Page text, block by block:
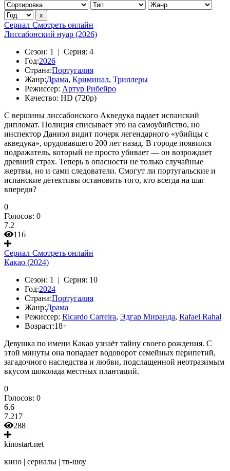
Сериал Смотреть онлайн
Лиссабонский нуар (2026)
Сезон: 1 | Серия: 4
Год:2026
Страна:Португалия
Жанр:Драма, Криминал, Триллеры
Режиссер: Артур Рибейро
Качество: HD (720p)
С вершины лиссабонского Акведука падает испанский
дипломат. Полиция списывает это на самоубийство, но
инспектор Даниэл видит почерк легендарного «убийцы с
акведука», орудовавшего 200 лет назад. В городе появился
подражатель, который не просто убивает — он возрождает
древний страх. Теперь в опасности не только случайные
жертвы, но и сами следователи. Смогут ли португальские и
испанские детективы остановить того, кто всегда на шаг
впереди?
0
Голосов: 0
7.2
116
Сериал Смотреть онлайн
Какао (2024)
Сезон: 1 | Серия: 10
Год:2024
Страна:Португалия
Жанр:Драма
Режиссер: Ricardo Carreira, Эдгар Миранда, Rafael Rahal
Возраст:18+
Девушка по имени Какао узнаёт тайну своего рождения. С
этой минуты она попадает водоворот семейных перипетий,
загадочного наследства и любви, подслащенной неотразимым
вкусом шоколада местных плантаций.
0
Голосов: 0
6.6
7.217
288
kinostart.net
кино | сериалы | тв-шоу